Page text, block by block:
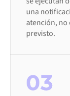
una
atención,
previsto.
03